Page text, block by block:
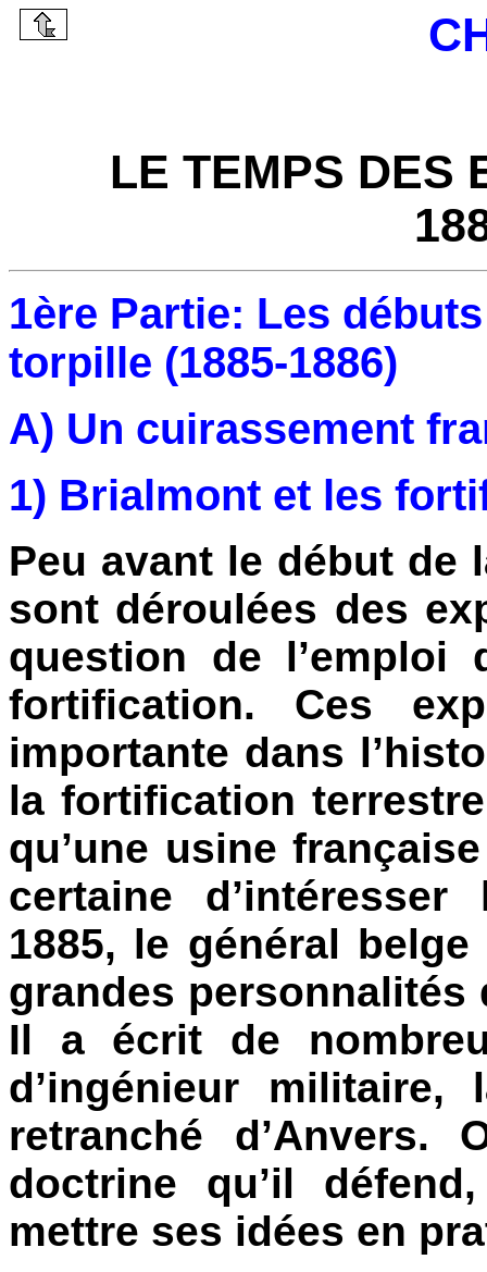
LE TEMPS DES
1ère Partie: Les
torpille (1885-1886)
A) Un cuirassement
1) Brialmont et les
Peu avant le début de
sont déroulées des
question de l’emploi
fortification. Ces
importante dans
la fortification
qu’une usine
certaine
1885, le général
grandes
Il a écrit de
d’ingénieur
retranché d’Anvers.
doctrine qu’il
mettre ses idées en